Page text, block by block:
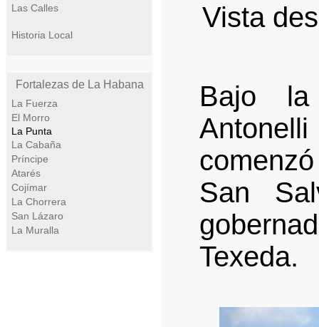
Las Calles
Historia Local
Fortalezas de La Habana
La Fuerza
El Morro
La Punta
La Cabaña
Príncipe
Atarés
Cojímar
La Chorrera
San Lázaro
La Muralla
Vista
Bajo la
San
Texeda.